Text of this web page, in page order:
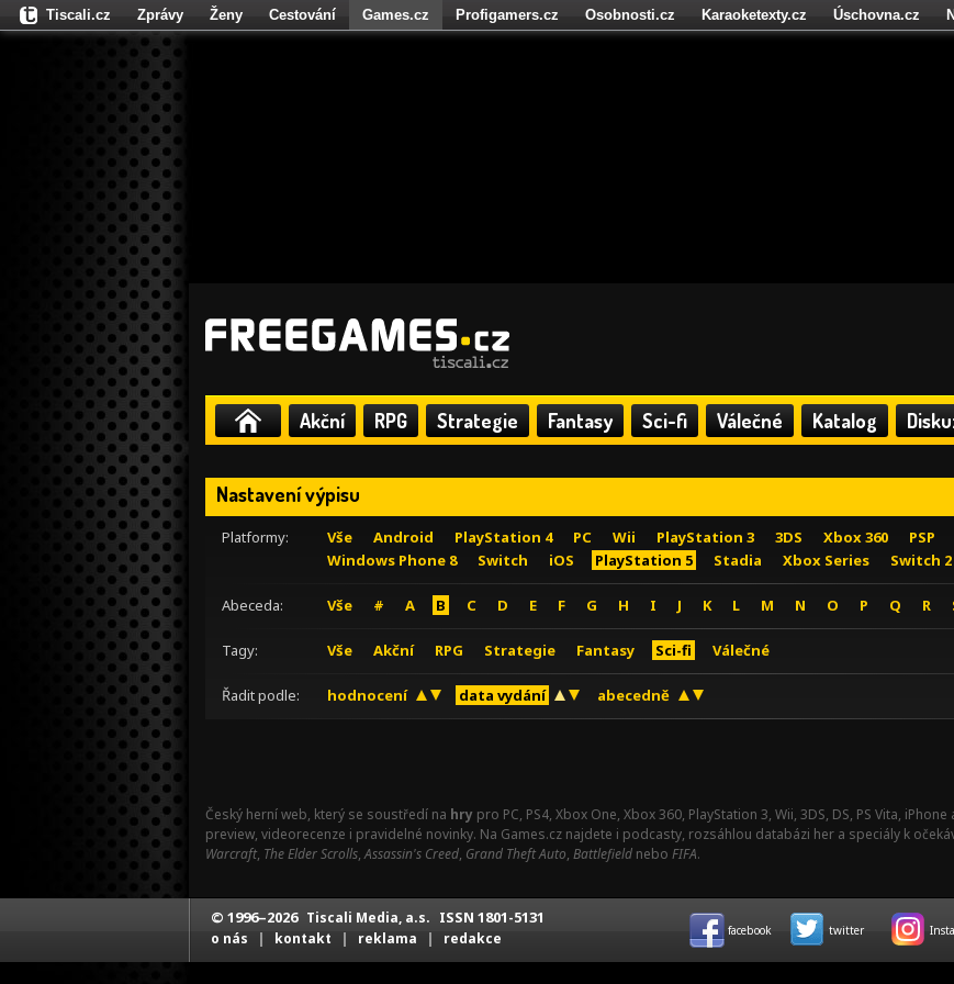
Akční RPG Strategie Fantasy Sci-fi Válečné Katalog
Nastavení výpisu
Platformy: Vše Android PlayStation 4 PC Wii PlayStation 3 3DS Xbox 360 PSP
Windows Phone 8
Switch iOS PlayStation 5 Stadia Xbox Series Switch 2
Abeceda: Vše # A B C D E F G H I J K L M N O P Q R
Tagy: Vše Akční RPG Strategie Fantasy Sci-fi Válečné
Řadit podle: hodnocení data vydání abecedně
Český herní web, který se soustředí na hry pro PC, PS4, Xbox One, Xbox 360, PlayStation 3, Wii, 3DS, DS, PS Vita,
preview, videorecenze i pravidelné novinky. Na Games.cz najdete i podcasty, rozsáhlou databázi her a speciály k
Warcraft, The Elder Scrolls,Assassin's Creed, Grand Theft Auto, Battlefield nebo FIFA.
Tiscali.cz Zprávy Ženy Cestování Games.cz Profigamers.cz Osobnosti.cz Karaoketexty.cz Úschovna.cz
Fights.cz
© 1996–2026 Tiscali Media, a.s. ISSN 1801-5131
o nás | kontakt | reklama | redakce facebook twitter